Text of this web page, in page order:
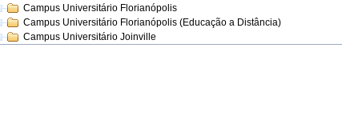
Campus Universitário Florianópolis
Campus Universitário Florianópolis (Educação a Distância)
Campus Universitário Joinville